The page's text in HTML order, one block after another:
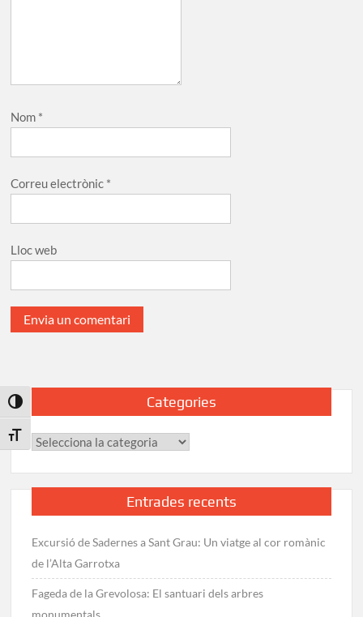
Toggle High Contrast
Toggle Font size
Nom *
Correu electrònic *
Lloc web
Categories
Categories
Entrades recents
Excursió de Sadernes a Sant Grau: Un viatge al cor romànic
de l’Alta Garrotxa
Fageda de la Grevolosa: El santuari dels arbres
monumentals